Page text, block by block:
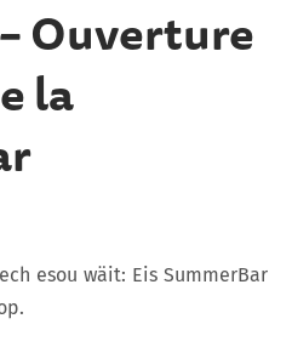
Ouverture
la
esou wäit: Eis SummerBar